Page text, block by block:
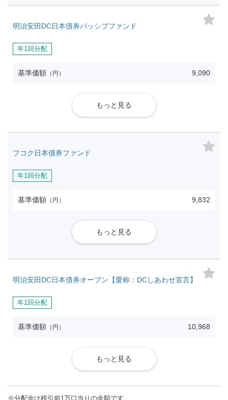
明治安田DC日本債券パッシブファンド
年1回分配
基準価額 （円） 9,090
もっと見る
フコク日本債券ファンド
年1回分配
基準価額 （円） 9,832
もっと見る
明治安田DC日本債券オープン【愛称：DCしあわせ宣言】
年1回分配
基準価額 （円） 10,968
もっと見る
※分配金は税引前1万口当りの金額です。